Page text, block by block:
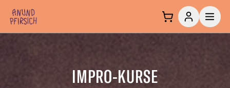
Zum Inhalt springen
IMPRO-KURSE